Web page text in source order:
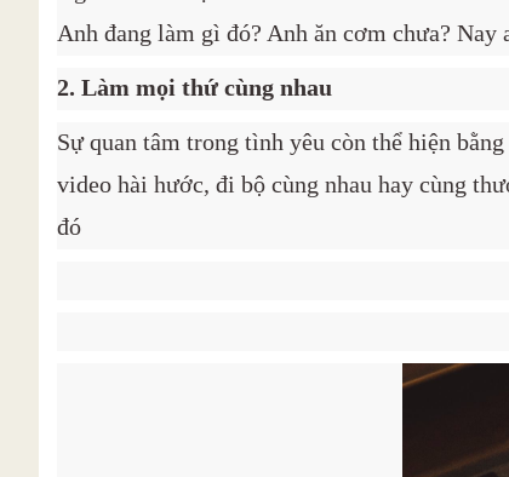
Anh đang làm gì đó? Anh ăn cơm chưa?
2. Làm mọi thứ cùng nhau
Sự quan tâm trong tình yêu còn thể hiện
video hài hước, đi bộ cùng nhau hay cùng
đó